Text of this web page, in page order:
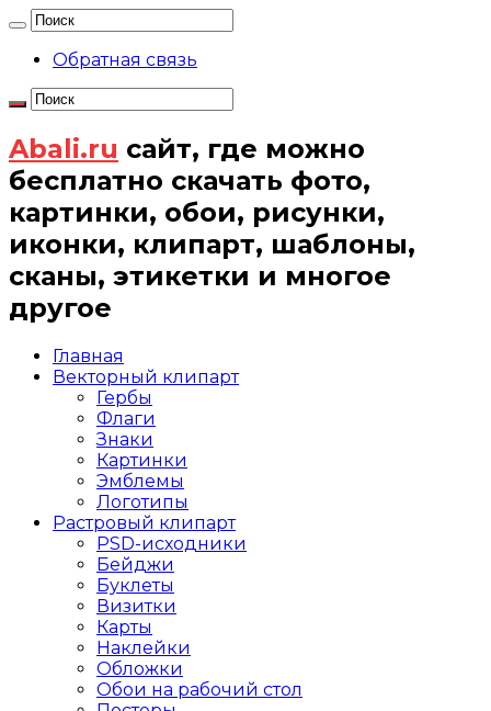
Обратная связь
Abali.ru сайт, где можно
бесплатно скачать фото,
картинки, обои, рисунки,
иконки, клипарт, шаблоны,
сканы, этикетки и многое
другое
Главная
Векторный клипарт
Гербы
Флаги
Знаки
Картинки
Эмблемы
Логотипы
Растровый клипарт
PSD-исходники
Бейджи
Буклеты
Визитки
Карты
Наклейки
Обложки
Обои на рабочий стол